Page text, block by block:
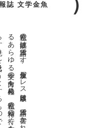
誌 文学金魚
私達の
故郷は
日本語で
す
。
金魚屋プ
レ
ス
日本版は
、
日本語で
書か
れ
る
あ
ら
ゆ
る
文学の
方向を
見極め
、
私達の
精神の
行く
末を
照
ら
す
光り
を
見出そ
う
と
す
る
も
の
で
す
。
金魚屋プ
レ
ス
日本版は
そ
の
光り
の
す
べ
て
を
広義の
文学と
呼び
ま
す